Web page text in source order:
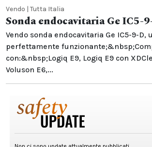
Vendo | Tutta Italia
Sonda endocavitaria Ge IC5-
Vendo sonda endocavitaria Ge IC5-9-D,
perfettamente
con:&nbsp;Logiq E9, Logiq E9 con
Voluson E6,...